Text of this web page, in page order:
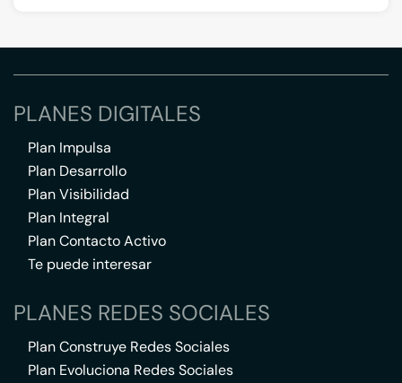
PLANES DIGITALES
Plan Impulsa
Plan Desarrollo
Plan Visibilidad
Plan Integral
Plan Contacto Activo
Te puede interesar
PLANES REDES SOCIALES
Plan Construye Redes Sociales
Plan Evoluciona Redes Sociales